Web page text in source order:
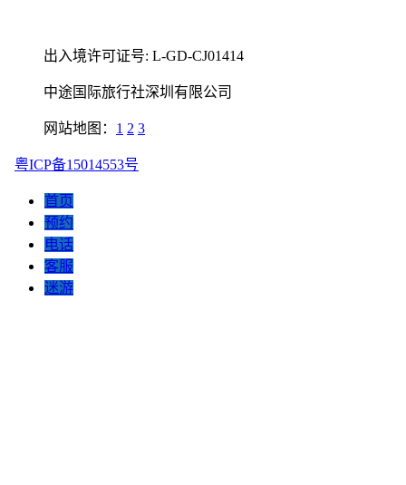
出入境许可证号: L-GD-CJ01414
中途国际旅行社深圳有限公司
网站地图： 1 2 3
粤ICP备15014553号
首页
预约
电话
客服
迷游